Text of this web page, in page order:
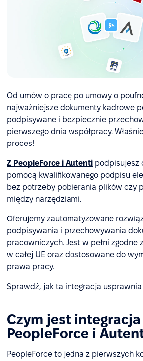
Od umów o pracę po umowy o
najważniejsze dokumenty kadrowe
podpisywane i bezpiecznie
pierwszego dnia współpracy.
proces!
Z PeopleForce i Autenti podpisujesz
pomocą kwalifikowanego podpisu
bez potrzeby pobierania plików czy
między narzędziami.
Oferujemy zautomatyzowane
podpisywania i przechowywania
pracowniczych. Jest w pełni zgodne
w całej UE oraz dostosowane do
prawa pracy.
Sprawdź, jak ta integracja usprawnia
Czym jest integracja
PeopleForce i
PeopleForce to jedna z pierwszych